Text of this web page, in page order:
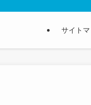
サイト